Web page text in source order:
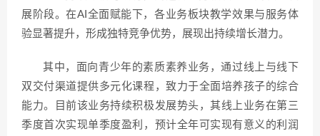
展阶段。在AI全面赋能下，各业务板块教学效果与服务体
验显著提升，形成独特竞争优势，展现出持续增长潜力。
其中，面向青少年的素质素养业务，通过线上与线下
双交付渠道提供多元化课程，致力于全面培养孩子的综合
能力。目前该业务持续积极发展势头，其线上业务在第三
季度首次实现单季度盈利，预计全年可实现有意义的利润